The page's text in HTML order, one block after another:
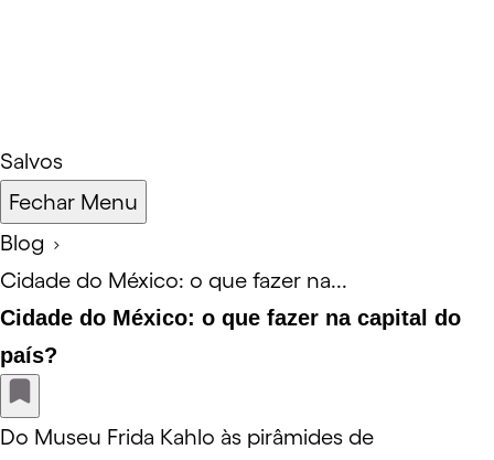
Salvos
Fechar Menu
Blog
Cidade do México: o que fazer na...
Cidade do México: o que fazer na capital do
país?
Do Museu Frida Kahlo às pirâmides de